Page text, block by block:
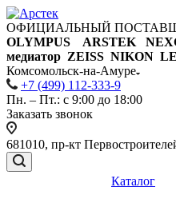
ОФИЦИАЛЬНЫЙ
OLYMPUS ARSTEK
медиатор ZEISS NIKON
Комсомольск-на-Амуре
+7 (499) 112-333-9
Пн. – Пт.: с 9:00 до 18:00
Заказать звонок
681010, пр-кт
Каталог